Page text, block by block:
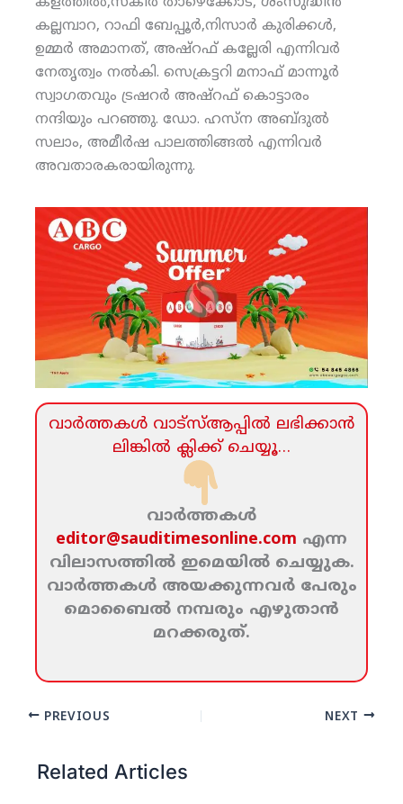
കല്ലമ്പാറ, റാഫി ബേപ്പൂര്‍,നിസാര്‍ കുരിക്കള്‍,
ഉമ്മര്‍ അമാനത്, അഷ്‌റഫ് കല്ലേരി എന്നിവര്‍
നേതൃത്വം നല്‍കി. സെക്രട്ടറി മനാഫ് മാന്നൂര്‍
സ്വാഗതവും ട്രഷറര്‍ അഷ്‌റഫ് കൊട്ടാരം
നന്ദിയും പറഞ്ഞു. ഡോ. ഹസ്‌ന അബ്ദുല്‍
സലാം, അമീര്‍ഷ പാലത്തിങ്ങല്‍ എന്നിവര്‍
അവതാരകരായിരുന്നു.
വാര്‍ത്തകള്‍ വാട്‌സ്‌ആപ്പില്‍ ലഭിക്കാന്‍
ലിങ്കില്‍ ക്ലിക്ക്‌ ചെയ്യൂ…
വാര്‍ത്തകള്‍
editor@sauditimesonline.com എന്ന
വിലാസത്തില്‍ ഇമെയില്‍ ചെയ്യുക.
വാര്‍ത്തകള്‍ അയക്കുന്നവര്‍ പേരും
മൊബൈല്‍ നമ്പരും എഴുതാന്‍
മറക്കരുത്‌.
PREVIOUS NEXT
Related Articles